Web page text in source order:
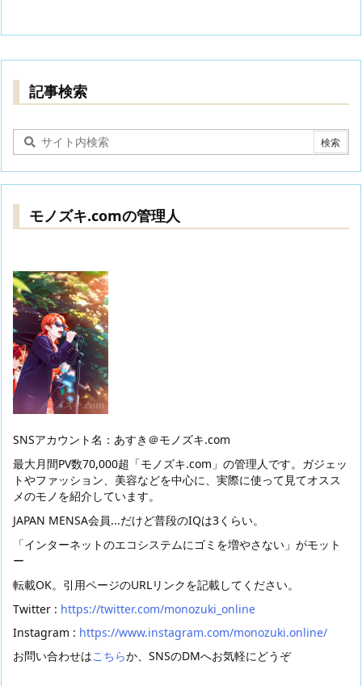
記事検索
モノズキ.comの管理人
SNSアカウント名：あすき＠モノズキ.com
最大月間PV数70,000超「モノズキ.com」の管理人です。ガジェッ
トやファッション、美容などを中心に、実際に使って見てオスス
メのモノを紹介しています。
JAPAN MENSA会員...だけど普段のIQは3くらい。
「インターネットのエコシステムにゴミを増やさない」がモット
ー
転載OK。引用ページのURLリンクを記載してください。
Twitter : https://twitter.com/monozuki_online
Instagram : https://www.instagram.com/monozuki.online/
お問い合わせはこちらか、SNSのDMへお気軽にどうぞ